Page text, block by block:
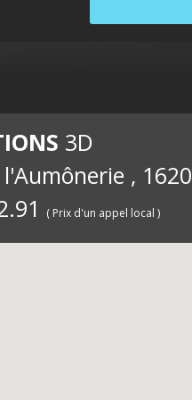
3D
,
( Prix d'un appel local )